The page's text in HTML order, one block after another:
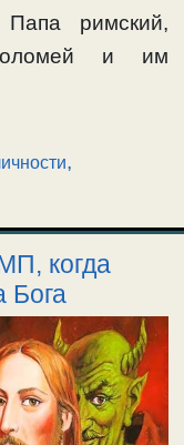
римский,
и им
,
когда
Бога